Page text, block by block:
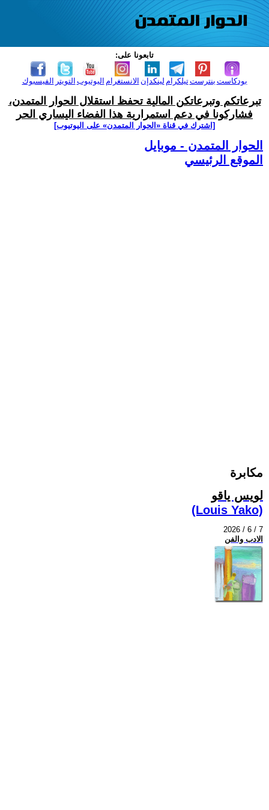
تابعونا على:
الفيسبوك التويتر اليوتيوب الانستغرام لينكدإن تيلكرامبنترست بودكاست
تبرعاتكم وتبرعاتكن المالية تحفظ استقلال الحوار المتمدن،
فشاركونا في دعم استمرارية هذا الفضاء اليساري الحر
[اشترك في قناة ‫«الحوار المتمدن» على اليوتيوب]
الحوار المتمدن - موبايل
الموقع الرئيسي
مكابرة
لويس ياقو
(Louis Yako)
2026 / 6 / 7
الادب والفن